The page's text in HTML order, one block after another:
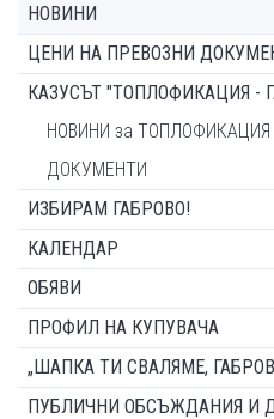
НОВИНИ
ЦЕНИ НА ПРЕВОЗНИ
КАЗУСЪТ "ТОПЛОФИКАЦИЯ -
НОВИНИ за ТОПЛОФИКАЦИЯ
ДОКУМЕНТИ
ИЗБИРАМ ГАБРОВО!
КАЛЕНДАР
ОБЯВИ
ПРОФИЛ НА КУПУВАЧА
„ШАПКА ТИ СВАЛЯМЕ,
ПУБЛИЧНИ ОБСЪЖДАНИЯ И